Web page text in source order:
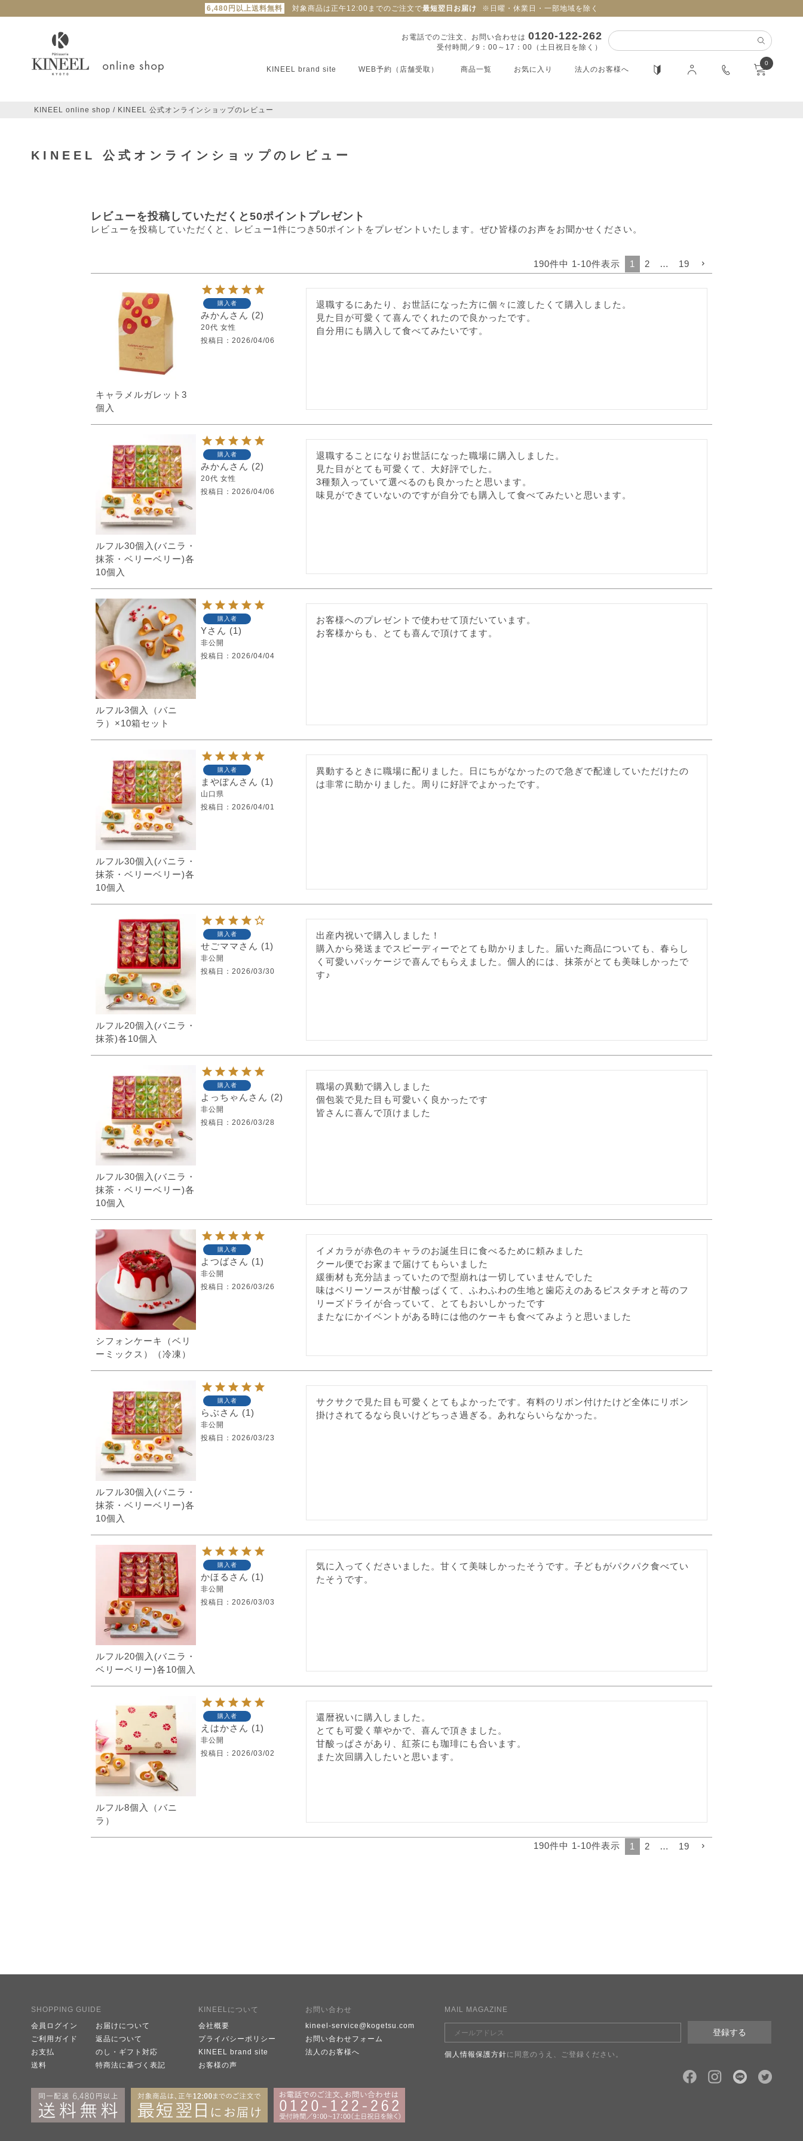
6,480円以上送料無料 対象商品は正午12:00までのご注文で最短翌日お届け ※日曜・休業日・一部地域を除く
お電話でのご注文、お問い合わせは 0120-122-262
受付時間／9：00～17：00（土日祝日を除く）
KINEEL brand site WEB予約（店舗受取） 商品一覧 お気に入り 法人のお客様へ
0
KINEEL online shop KINEEL 公式オンラインショップのレビュー
KINEEL 公式オンラインショップのレビュー
レビューを投稿していただくと50ポイントプレゼント
レビューを投稿していただくと、レビュー1件につき50ポイントをプレゼントいたします。ぜひ皆様のお声をお聞かせください。
190件中 1-10件表示 1 2 … 19
キャラメルガレット3
個入
購入者
みかん 2
20代 女性
投稿日
2026/04/06
退職するにあたり、お世話になった方に個々に渡したくて購入しました。
見た目が可愛くて喜んでくれたので良かったです。
自分用にも購入して食べてみたいです。
ルフル30個入(バニラ・
抹茶・ベリーベリー)各
10個入
購入者
みかん 2
20代 女性
投稿日
2026/04/06
退職することになりお世話になった職場に購入しました。
見た目がとても可愛くて、大好評でした。
3種類入っていて選べるのも良かったと思います。
味見ができていないのですが自分でも購入して食べてみたいと思います。
ルフル3個入（バニ
ラ）×10箱セット
購入者
Y 1
非公開
投稿日
2026/04/04
お客様へのプレゼントで使わせて頂だいています。
お客様からも、とても喜んで頂けてます。
ルフル30個入(バニラ・
抹茶・ベリーベリー)各
10個入
購入者
まやぽん 1
山口県
投稿日
2026/04/01
異動するときに職場に配りました。日にちがなかったので急ぎで配達していただけたの
は非常に助かりました。周りに好評でよかったです。
ルフル20個入(バニラ・
抹茶)各10個入
購入者
せごママ 1
非公開
投稿日
2026/03/30
出産内祝いで購入しました！
購入から発送までスピーディーでとても助かりました。届いた商品についても、春らし
く可愛いパッケージで喜んでもらえました。個人的には、抹茶がとても美味しかったで
す♪
ルフル30個入(バニラ・
抹茶・ベリーベリー)各
10個入
購入者
よっちゃん 2
非公開
投稿日
2026/03/28
職場の異動で購入しました
個包装で見た目も可愛いく良かったです
皆さんに喜んで頂けました
シフォンケーキ（ベリ
ーミックス）（冷凍）
購入者
よつば 1
非公開
投稿日
2026/03/26
イメカラが赤色のキャラのお誕生日に食べるために頼みました
クール便でお家まで届けてもらいました
緩衝材も充分詰まっていたので型崩れは一切していませんでした
味はベリーソースが甘酸っぱくて、ふわふわの生地と歯応えのあるピスタチオと苺のフ
リーズドライが合っていて、とてもおいしかったです
またなにかイベントがある時には他のケーキも食べてみようと思いました
ルフル30個入(バニラ・
抹茶・ベリーベリー)各
10個入
購入者
らぶ 1
非公開
投稿日
2026/03/23
サクサクで見た目も可愛くとてもよかったです。有料のリボン付けたけど全体にリボン
掛けされてるなら良いけどちっさ過ぎる。あれならいらなかった。
ルフル20個入(バニラ・
ベリーベリー)各10個入
購入者
かほる 1
非公開
投稿日
2026/03/03
気に入ってくださいました。甘くて美味しかったそうです。子どもがパクパク食べてい
ルフル8個入（バニ
ラ）
購入者
えはか 1
非公開
投稿日
2026/03/02
還暦祝いに購入しました。
とても可愛く華やかで、喜んで頂きました。
甘酸っぱさがあり、紅茶にも珈琲にも合います。
また次回購入したいと思います。
190件中 1-10件表示 1 2 … 19
SHOPPING GUIDE
会員ログイン
ご利用ガイド
お支払
送料
お届けについて
返品について
のし・ギフト対応
特商法に基づく表記
KINEELについて
会社概要
プライバシーポリシー
KINEEL brand site
お客様の声
お問い合わせ
kineel-service@kogetsu.com
お問い合わせフォーム
法人のお客様へ
MAIL MAGAZINE
個人情報保護方針に同意のうえ、ご登録ください。